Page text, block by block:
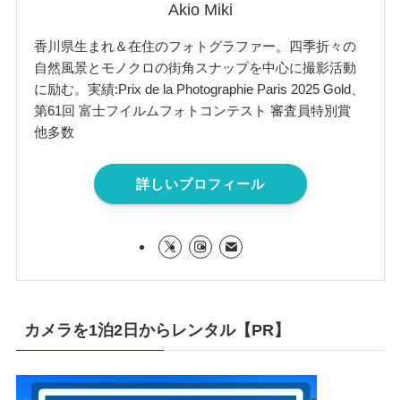
Akio Miki
香川県生まれ＆在住のフォトグラファー。四季折々の
自然風景とモノクロの街角スナップを中心に撮影活動
に励む。実績:Prix de la Photographie Paris 2025 Gold、
第61回 富士フイルムフォトコンテスト 審査員特別賞
他多数
詳しいプロフィール
カメラを1泊2日からレンタル【PR】